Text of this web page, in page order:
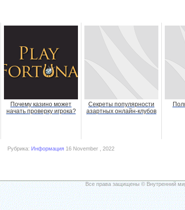
Почему казино может
начать проверку игрока?
Секреты популярности
азартных онлайн-клубов
Рубрика: Информация 16 November , 2022
Все права защищены © Внутренний